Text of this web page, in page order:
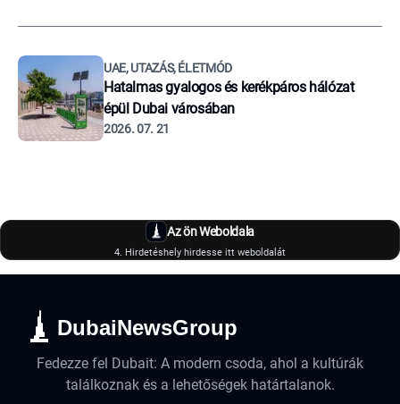
UAE, UTAZÁS, ÉLETMÓD
Hatalmas gyalogos és kerékpáros hálózat
épül Dubai városában
2026. 07. 21
Az ön Weboldala
4. Hirdetéshely hirdesse itt weboldalát
DubaiNewsGroup
Fedezze fel Dubait: A modern csoda, ahol a kultúrák
találkoznak és a lehetőségek határtalanok.